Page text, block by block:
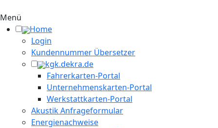
Menü
Home
Login
Kundennummer Übersetzer
kgk.dekra.de
Fahrerkarten-Portal
Unternehmenskarten-Portal
Werkstattkarten-Portal
Akustik Anfrageformular
Energienachweise